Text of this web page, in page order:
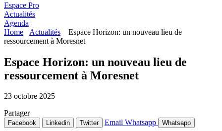
Espace Pro
Actualités
Agenda
Home
Actualités
Espace Horizon: un nouveau lieu de
ressourcement à Moresnet
Espace Horizon: un nouveau lieu de
ressourcement à Moresnet
23 octobre 2025
Partager
Facebook Linkedin Twitter Email Whatsapp Whatsapp